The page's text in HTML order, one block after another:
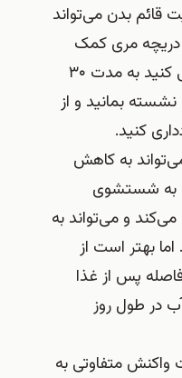
بدن می‌تواند
مری کمک
کند. پس از خوردن غذا، سعی کنید به مدت ۳۰
بمانید و از
کنید.
به کاهش
به شستشوی
و می‌تواند به
بهتر است از
پس از غذا
در طول روز
متفاوتی به